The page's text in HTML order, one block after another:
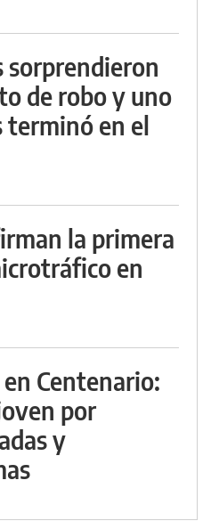
sorprendieron
de robo y uno
terminó en el
la primera
en
Centenario:
por
y